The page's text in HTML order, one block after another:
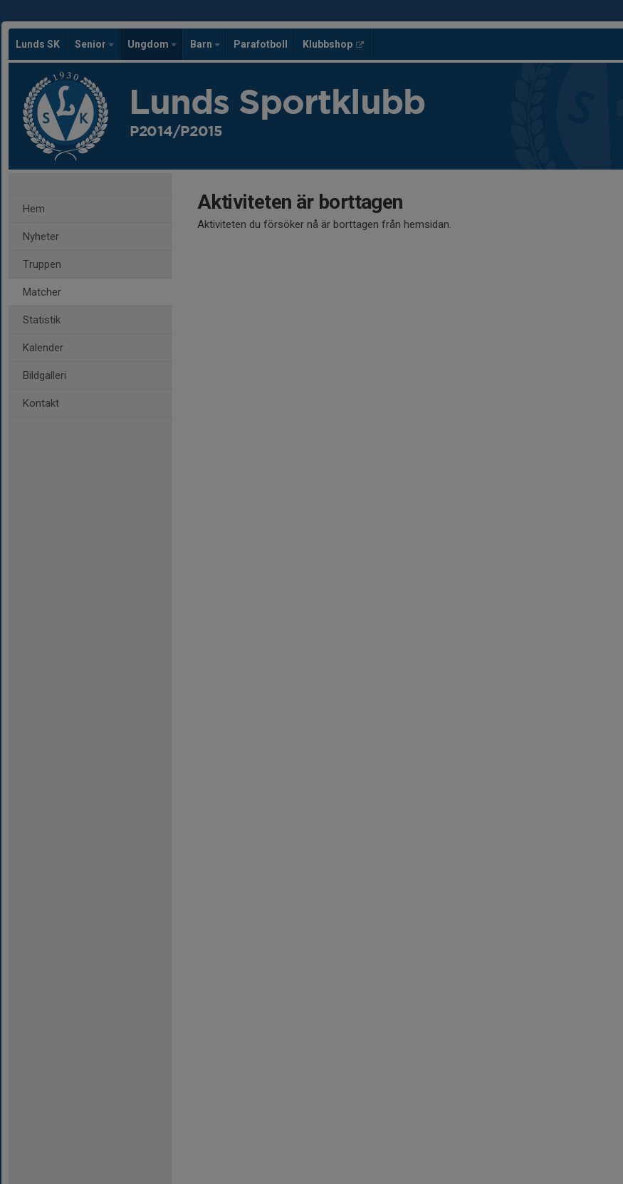
Lunds SK Senior Ungdom Barn Parafotboll Klubbshop
Lunds Sportklubb
P2014/P2015
Hem
Nyheter
Truppen
Matcher
Statistik
Kalender
Bildgalleri
Kontakt
Aktiviteten är borttagen
Aktiviteten du försöker nå är borttagen från hemsidan.